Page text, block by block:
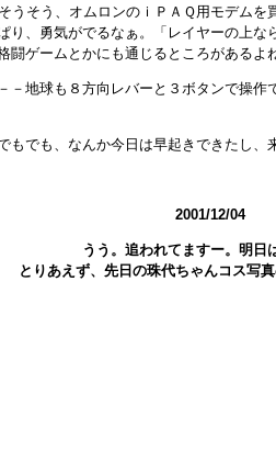
うそう、オムロンのｉＰＡＱ用モデムを
り、勇気がでるなぁ。「レイヤーの上な
闘ゲームとかにも通じるところがあるよ
－地球も８方向レバーと３ボタンで操作
もでも、なんか今日は早起きできたし、
2001/12/04
うう。追われてますー。明日
とりあえず、先日の珠代ちゃんコス写